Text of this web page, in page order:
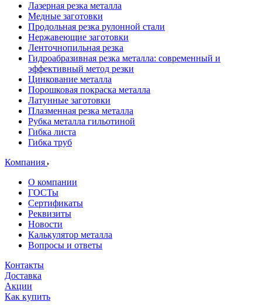
Лазерная резка металла
Медные заготовки
Продольная резка рулонной стали
Нержавеющие заготовки
Ленточнопильная резка
Гидроабразивная резка металла: современный и
эффективный метод резки
Цинкование металла
Порошковая покраска металла
Латунные заготовки
Плазменная резка металла
Рубка металла гильотиной
Гибка листа
Гибка труб
Компания
О компании
ГОСТы
Сертификаты
Реквизиты
Новости
Калькулятор металла
Вопросы и ответы
Контакты
Доставка
Акции
Как купить